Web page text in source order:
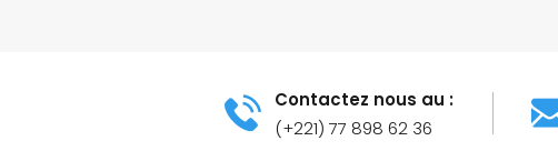
Contactez nous au :
(+221) 77 898 62 36